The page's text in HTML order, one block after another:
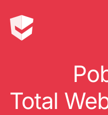
Total